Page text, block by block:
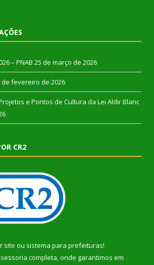
– PNAB 25 de março de 2026
de fevereiro de 2026
e Pontos de Cultura da Lei Aldir Blanc
CR2
site ou sistema para prefeituras!
completa, onde garantimos em